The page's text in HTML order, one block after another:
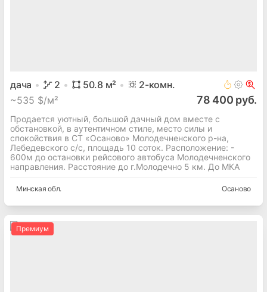
дача 2 50.8 м² 2-комн.
~535 $/м² 78 400 руб.
Продается уютный, большой дачный дом вместе с
обстановкой, в аутентичном стиле, место силы и
спокойствия в СТ «Осаново» Молодечненского р-на,
Лебедевского с/с, площадь 10 соток. Расположение: -
600м до остановки рейсового автобуса Молодечненского
направления. Расстояние до г.Молодечно 5 км. До МКА
Минская обл. Осаново
Премиум